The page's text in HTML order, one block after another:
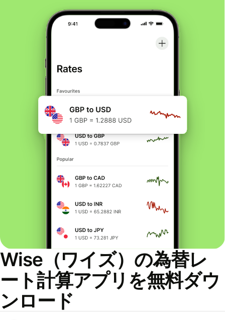
Wise（ワイズ）の為替レ
ート計算アプリを無料ダウ
ンロード